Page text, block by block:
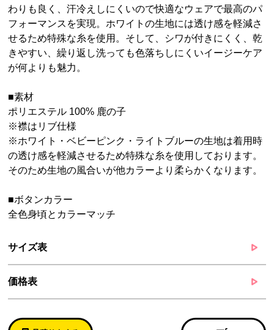
わりも良く、汗冷えしにくいので快適なウェアで最高のパ
フォーマンスを実現。ホワイトの生地には透け感を軽減さ
せるため特殊な糸を使用。そして、シワが付きにくく、乾
きやすい、繰り返し洗っても色落ちしにくいイージーケア
が何よりも魅力。
■素材
ポリエステル 100% 鹿の子
※襟はリブ仕様
※ホワイト・ベビーピンク・ライトブルーの生地は着用時
の透け感を軽減させるため特殊な糸を使用しております。
そのため生地の風合いが他カラーより柔らかくなります。
■ボタンカラー
全色身頃とカラーマッチ
サイズ表
価格表